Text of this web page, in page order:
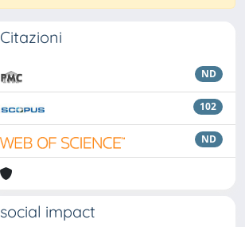
Citazioni
ND
102
ND
social impact